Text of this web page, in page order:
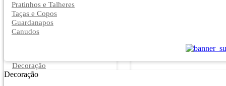
Pratinhos e Talheres
Taças e Copos
Guardanapos
Canudos
Decoração
Decoração